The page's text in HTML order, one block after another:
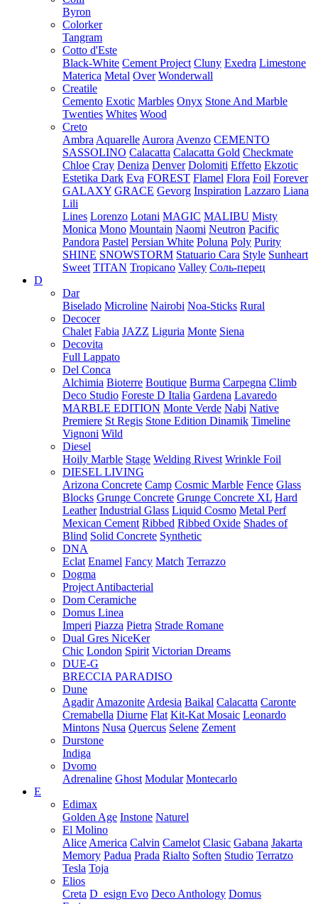
Byron
Colorker
Tangram
Cotto d'Este
Black-White Cement Project Cluny Exedra Limestone
Materica Metal Over Wonderwall
Creatile
Cemento Exotic Marbles Onyx Stone And Marble
Twenties Whites Wood
Creto
Ambra Aquarelle Aurora Avenzo CEMENTO
SASSOLINO Calacatta Calacatta Gold Checkmate
Chloe Cray Deniza Denver Dolomiti Effetto Ekzotic
Estetika Dark Eva FOREST Flamel Flora Foil Forever
GALAXY GRACE Gevorg Inspiration Lazzaro Liana
Lili
Lines Lorenzo Lotani MAGIC MALIBU Misty
Monica Mono Mountain Naomi Neutron Pacific
Pandora Pastel Persian White Poluna Poly Purity
SHINE SNOWSTORM Statuario Cara Style Sunheart
Sweet TITAN Tropicano Valley Соль-перец
D
Dar
Biselado Microline Nairobi Noa-Sticks Rural
Decocer
Chalet Fabia JAZZ Liguria Monte Siena
Decovita
Full Lappato
Del Conca
Alchimia Bioterre Boutique Burma Carpegna Climb
Deco Studio Foreste D Italia Gardena Lavaredo
MARBLE EDITION Monte Verde Nabi Native
Premiere St Regis Stone Edition Dinamik Timeline
Vignoni Wild
Diesel
Hoily Marble Stage Welding Rivest Wrinkle Foil
DIESEL LIVING
Arizona Concrete Camp Cosmic Marble Fence Glass
Blocks Grunge Concrete Grunge Concrete XL Hard
Leather Industrial Glass Liquid Cosmo Metal Perf
Mexican Cement Ribbed Ribbed Oxide Shades of
Blind Solid Concrete Synthetic
DNA
Eclat Enamel Fancy Match Terrazzo
Dogma
Project Antibacterial
Dom Ceramiche
Domus Linea
Imperi Piazza Pietra Strade Romane
Dual Gres NiceKer
Chic London Spirit Victorian Dreams
DUE-G
BRECCIA PARADISO
Dune
Agadir Amazonite Ardesia Baikal Calacatta Caronte
Cremabella Diurne Flat Kit-Kat Mosaic Leonardo
Mintons Nusa Quercus Selene Zement
Durstone
Indiga
Dvomo
Adrenaline Ghost Modular Montecarlo
E
Edimax
Golden Age Instone Naturel
El Molino
Alice America Calvin Camelot Clasic Gabana Jakarta
Memory Padua Prada Rialto Soften Studio Terratzo
Tesla Toja
Elios
Creta D_esign Evo Deco Anthology Domus